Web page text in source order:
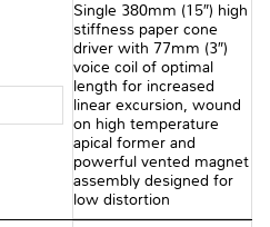
Single 380mm (15″) high
stiffness paper cone
driver with 77mm (3″)
voice coil of optimal
length for increased
linear excursion, wound
on high temperature
apical former and
powerful vented magnet
assembly designed for
low distortion